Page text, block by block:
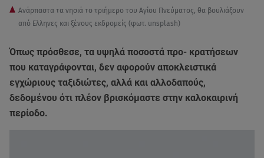
Ανάρπαστα τα νησιά το τριήμερο του Αγίου Πνεύματος, θα βουλιάξουν
από Ελληνες και ξένους εκδρομείς (φωτ. unsplash)
Όπως πρόσθεσε, τα υψηλά ποσοστά προ- κρατήσεων
που καταγράφονται, δεν αφορούν αποκλειστικά
εγχώριους ταξιδιώτες, αλλά και αλλοδαπούς,
δεδομένου ότι πλέον βρισκόμαστε στην καλοκαιρινή
περίοδο.